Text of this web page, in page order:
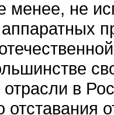
менее, не
отрасли в
отставания